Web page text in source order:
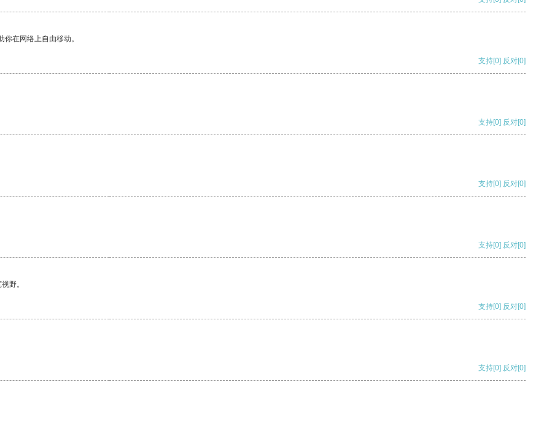
在网络上自由移动。
支持[0] 反对[0]
支持[0] 反对[0]
支持[0] 反对[0]
支持[0] 反对[0]
野。
支持[0] 反对[0]
支持[0] 反对[0]